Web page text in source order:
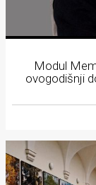
Modul
ovogodišnji